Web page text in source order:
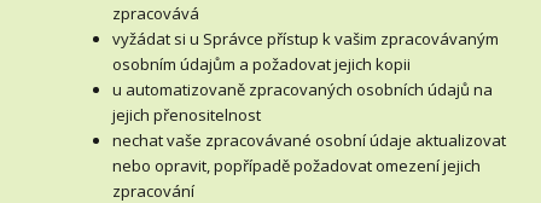
zpracovává
vyžádat si u Správce přístup k vašim zpracovávaným
osobním údajům a požadovat jejich kopii
u automatizovaně zpracovaných osobních údajů na
jejich přenositelnost
nechat vaše zpracovávané osobní údaje aktualizovat
nebo opravit, popřípadě požadovat omezení jejich
zpracování